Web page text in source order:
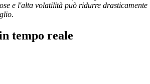
e l'alta volatilità può ridurre drasticamente
tempo reale